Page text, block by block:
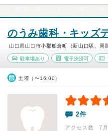
のうみ歯科・キッズ
山口県山口市小郡船倉町（新山口駅、周
駐車場あり 電子決済可
土曜（〜16:00）
2件
アクセス数 7